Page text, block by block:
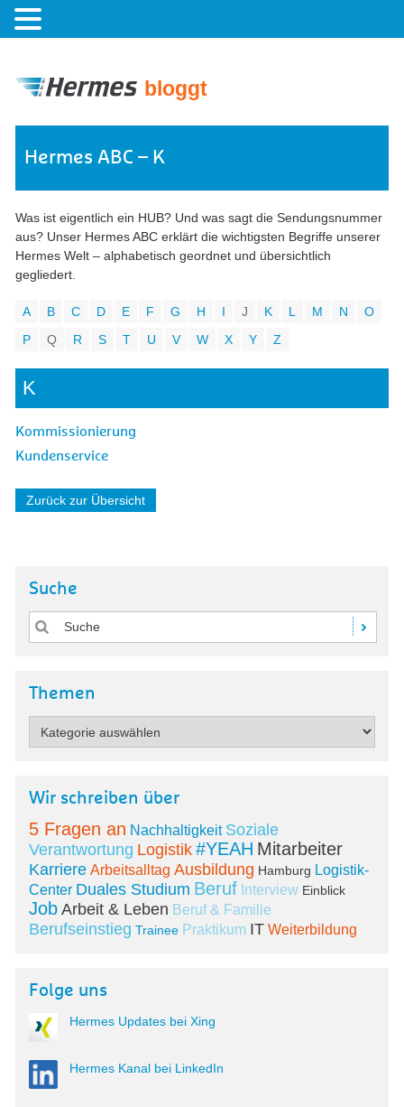
bloggt
Hermes ABC – K
Was ist eigentlich ein HUB? Und was sagt die Sendungsnummer
aus? Unser Hermes ABC erklärt die wichtigsten Begriffe unserer
Hermes Welt – alphabetisch geordnet und übersichtlich
gegliedert.
A B C D E F G H I J K L M N
O
P
Q R S T U V W X Y Z
K
Kommissionierung
Kundenservice
Zurück zur Übersicht
Suche
Themen
Wir schreiben über
5 Fragen an Nachhaltigkeit Soziale
Verantwortung Logistik #YEAH Mitarbeiter
Karriere Arbeitsalltag Ausbildung Hamburg Logistik-
Center Duales Studium Beruf Interview Einblick
Job Arbeit & Leben Beruf & Familie
Berufseinstieg Trainee Praktikum IT Weiterbildung
Folge uns
Hermes Updates bei Xing
Hermes Kanal bei LinkedIn